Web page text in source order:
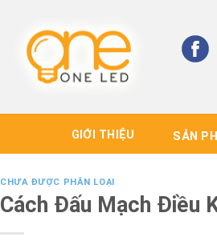
GIỚI THIỆU SẢN
CHƯA ĐƯỢC PHÂN LOẠI
Cách Đấu Mạch Điều